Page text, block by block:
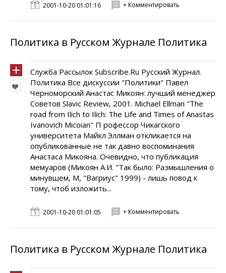
2001-10-20 01:01:16 + Комментировать
Политика в Русском Журнале Политика
Служба Рассылок Subscribe.Ru Русский Журнал.
Политика Все дискуссии "Политики" Павел
Черноморский Анастас Микоян: лучший менеджер
Советов Slavic Review, 2001. Michael Ellman "The
road from Ilich to Ilich: The Life and Times of Anastas
Ivanovich Micoian" П рофессор Чикагского
университета Майкл Эллман откликается на
опубликованные не так давно воспоминания
Анастаса Микояна. Очевидно, что публикация
мемуаров (Микоян А.И. "Так было: Размышления о
минувшем, М, "Вагриус" 1999) - лишь повод к
тому, чтоб изложить...
2001-10-20 01:01:05 + Комментировать
Политика в Русском Журнале Политика